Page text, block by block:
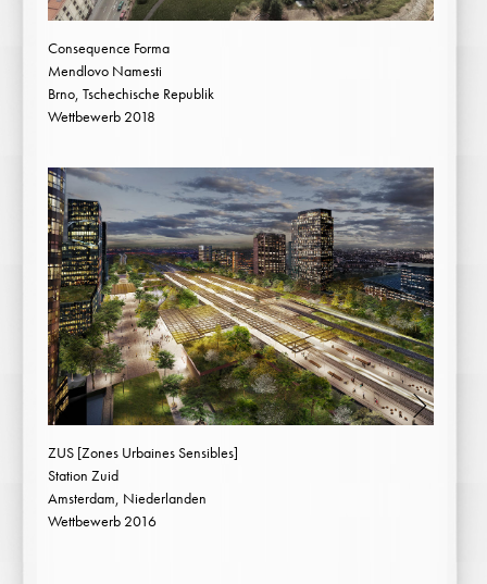
Consequence Forma
Mendlovo Namesti
Brno, Tschechische Republik
Wettbewerb 2018
ZUS [Zones Urbaines Sensibles]
Station Zuid
Amsterdam, Niederlanden
Wettbewerb 2016